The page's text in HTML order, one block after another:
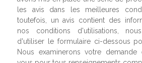
les avis dans les meilleures
toutefois, un avis contient des
nos conditions d'utilisations,
d'utiliser le formulaire ci-dessous
Nous examinerons votre demande